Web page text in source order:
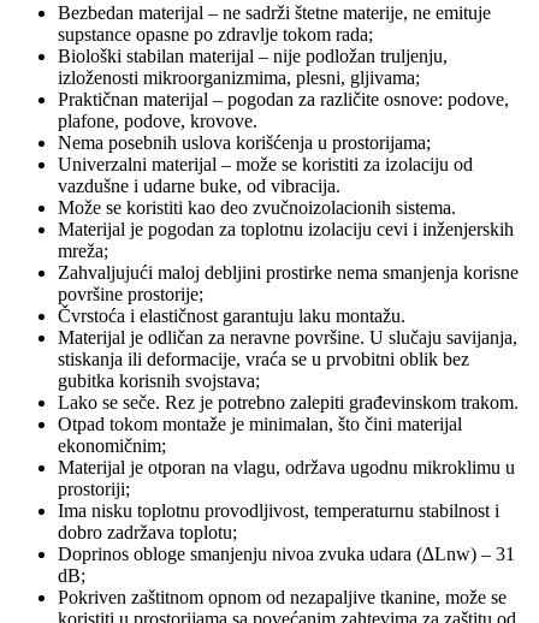
Bezbedan materijal – ne sadrži štetne materije, ne emituje
supstance opasne po zdravlje tokom rada;
Biološki stabilan materijal – nije podložan truljenju,
izloženosti mikroorganizmima, plesni, gljivama;
Praktičnan materijal – pogodan za različite osnove: podove,
plafone, podove, krovove.
Nema posebnih uslova korišćenja u prostorijama;
Univerzalni materijal – može se koristiti za izolaciju od
vazdušne i udarne buke, od vibracija.
Može se koristiti kao deo zvučnoizolacionih sistema.
Materijal je pogodan za toplotnu izolaciju cevi i inženjerskih
mreža;
Zahvaljujući maloj debljini prostirke nema smanjenja korisne
površine prostorije;
Čvrstoća i elastičnost garantuju laku montažu.
Materijal je odličan za neravne površine. U slučaju savijanja,
stiskanja ili deformacije, vraća se u prvobitni oblik bez
gubitka korisnih svojstava;
Lako se seče. Rez je potrebno zalepiti građevinskom trakom.
Otpad tokom montaže je minimalan, što čini materijal
ekonomičnim;
Materijal je otporan na vlagu, održava ugodnu mikroklimu u
prostoriji;
Ima nisku toplotnu provodljivost, temperaturnu stabilnost i
dobro zadržava toplotu;
Doprinos obloge smanjenju nivoa zvuka udara (∆Lnw) – 31
dB;
Pokriven zaštitnom opnom od nezapaljive tkanine, može se
koristiti u prostorijama sa povećanim zahtevima za zaštitu od